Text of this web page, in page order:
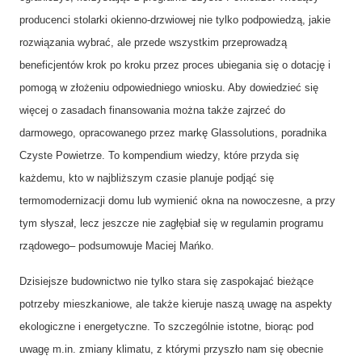
producenci stolarki okienno-drzwiowej nie tylko podpowiedzą, jakie
rozwiązania wybrać, ale przede wszystkim przeprowadzą
beneficjentów krok po kroku przez proces ubiegania się o dotację i
pomogą w złożeniu odpowiedniego wniosku. Aby dowiedzieć się
więcej o zasadach finansowania można także zajrzeć do
darmowego, opracowanego przez markę Glassolutions, poradnika
Czyste Powietrze. To kompendium wiedzy, które przyda się
każdemu, kto w najbliższym czasie planuje podjąć się
termomodernizacji domu lub wymienić okna na nowoczesne, a przy
tym słyszał, lecz jeszcze nie zagłębiał się w regulamin programu
rządowego– podsumowuje Maciej Mańko.
Dzisiejsze budownictwo nie tylko stara się zaspokajać bieżące
potrzeby mieszkaniowe, ale także kieruje naszą uwagę na aspekty
ekologiczne i energetyczne. To szczególnie istotne, biorąc pod
uwagę m.in. zmiany klimatu, z którymi przyszło nam się obecnie